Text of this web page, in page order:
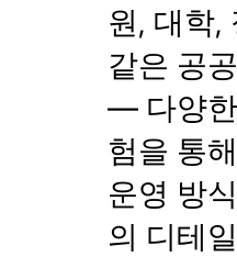
원, 대학,
같은 공
— 다양
험을 통
운영 방
의 디테